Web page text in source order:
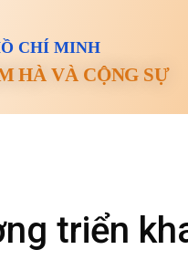
CHÍ MINH
HÀ VÀ CỘNG SỰ
triển